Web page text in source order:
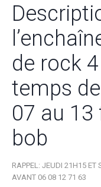
de rock
temps
07 au 13
bob
RAPPEL: JEUDI 21H15 ET
AVANT 06 08 12 71 63